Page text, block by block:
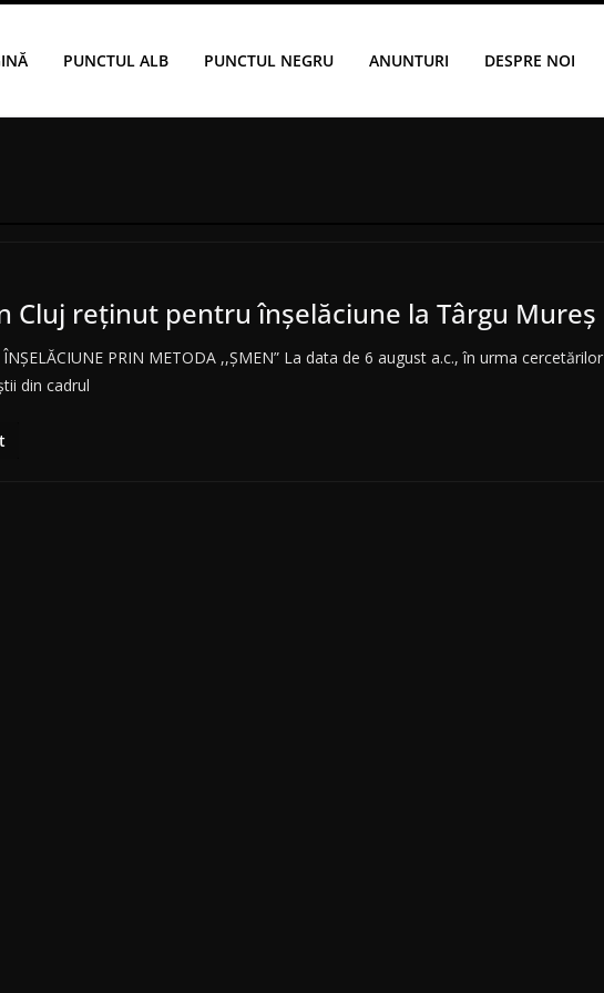
PUNCTUL ALB PUNCTUL NEGRU ANUNTURI DESPRE NOI
Cluj reținut pentru înșelăciune la Târgu Mureș
ÎNȘELĂCIUNE PRIN METODA ,,ȘMEN” La data de 6 august a.c., în urma cercetărilor
din cadrul